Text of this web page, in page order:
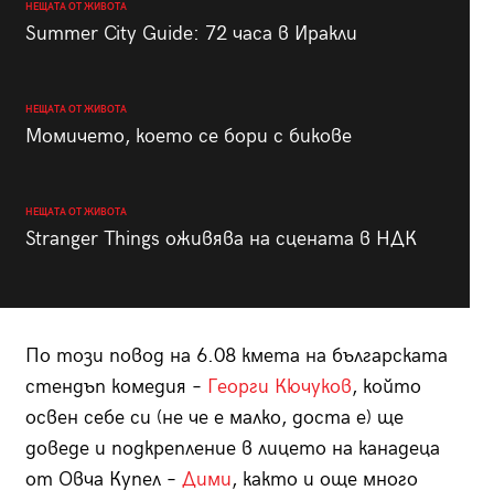
НЕЩАТА ОТ ЖИВОТА
Summer City Guide: 72 часа в Иракли
НЕЩАТА ОТ ЖИВОТА
Момичето, което се бори с бикове
НЕЩАТА ОТ ЖИВОТА
Stranger Things оживява на сцената в НДК
По този повод на 6.08 кмета на българската
стендъп комедия – Георги Кючуков, който
освен себе си (не че е малко, доста е) ще
доведе и подкрепление в лицето на канадеца
от Овча Купел – Дими, както и още много